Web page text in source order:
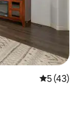
คะแนนเฉลี่
5 (43)